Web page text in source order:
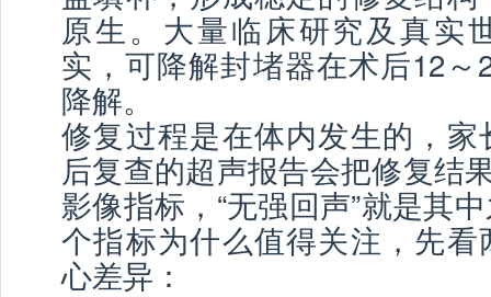
原生。大量临床研究及真实
实，可降解封堵器在术后12～
降解。
修复过程是在体内发生的，
后复查的超声报告会把修复结
影像指标，“无强回声”就是其
个指标为什么值得关注，先
心差异：